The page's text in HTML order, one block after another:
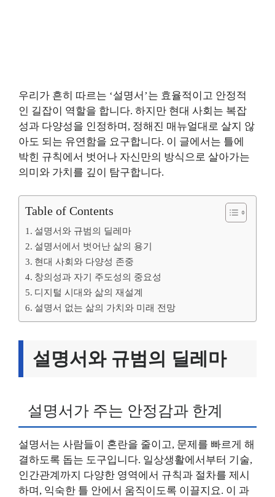
우리가 흔히 따르는 ‘설명서’는 효율적이고 안정적
인 길잡이 역할을 합니다. 하지만 현대 사회는 복잡
성과 다양성을 인정하며, 정해진 매뉴얼대로 살지 않
아도 되는 유연함을 요구합니다. 이 글에서는 틀에
박힌 규칙에서 벗어나 자신만의 방식으로 살아가는
의미와 가치를 깊이 탐구합니다.
Table of Contents
설명서와 규범의 딜레마
설명서에서 벗어난 삶의 용기
현대 사회와 다양성 존중
창의성과 자기 주도성의 중요성
디지털 시대와 삶의 재설계
설명서 없는 삶의 가치와 미래 전망
설명서와 규범의 딜레마
설명서가 주는 안정감과 한계
설명서는 사람들이 혼란을 줄이고, 문제를 빠르게 해
결하도록 돕는 도구입니다. 일상생활에서부터 기술,
인간관계까지 다양한 영역에서 규칙과 절차를 제시
하며, 익숙한 틀 안에서 움직이도록 이끌지요. 이 과